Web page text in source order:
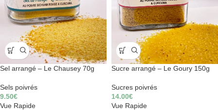
Sel arrangé – Le Chausey 70g
Sels poivrés
9.50€
Vue Rapide
Sucre arrangé – Le Goury 150g
Sucres poivrés
14.00€
Vue Rapide